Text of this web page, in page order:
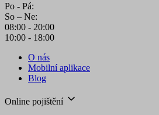
Po - Pá:
So – Ne:
08:00 - 20:00
10:00 - 18:00
O nás
Mobilní aplikace
Blog
Online pojištění